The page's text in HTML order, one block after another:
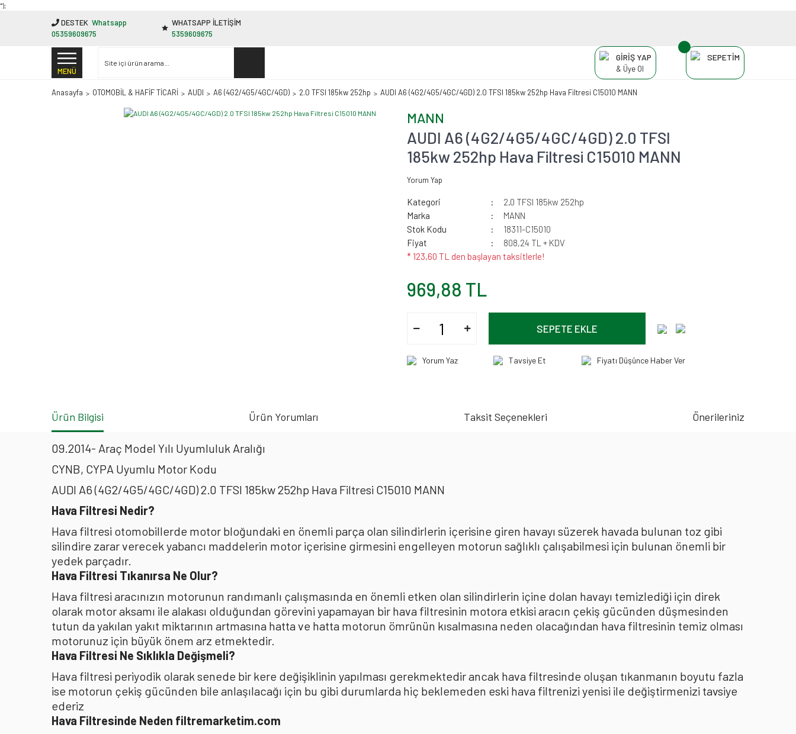
"');
DESTEK Whatsapp
05359609675
WHATSAPP İLETİŞİM
5359609675
MENÜ
GİRİŞ YAP
& Üye Ol
SEPETİM
Anasayfa OTOMOBİL & HAFİF TİCARİ AUDI A6 (4G2/4G5/4GC/4GD) 2.0 TFSI 185kw 252hp AUDI A6 (4G2/4G5/4GC/4GD) 2.0 TFSI 185kw 252hp Hava Filtresi C15010 MANN
MANN
AUDI A6 (4G2/4G5/4GC/4GD) 2.0 TFSI
185kw 252hp Hava Filtresi C15010 MANN
Yorum Yap
Kategori
2.0 TFSI 185kw 252hp
Marka
MANN
Stok Kodu
18311-C15010
Fiyat
808,24 TL + KDV
* 123,60 TL den başlayan taksitlerle!
969,88 TL
SEPETE EKLE
Yorum Yaz Tavsiye Et Fiyatı Düşünce Haber Ver
Ürün Bilgisi Ürün Yorumları Taksit Seçenekleri Önerileriniz
09.2014- Araç Model Yılı Uyumluluk Aralığı
CYNB, CYPA Uyumlu Motor Kodu
AUDI A6 (4G2/4G5/4GC/4GD) 2.0 TFSI 185kw 252hp Hava Filtresi C15010 MANN
Hava Filtresi Nedir?
Hava filtresi otomobillerde motor bloğundaki en önemli parça olan silindirlerin içerisine giren havayı süzerek havada bulunan toz gibi
silindire zarar verecek yabancı maddelerin motor içerisine girmesini engelleyen motorun sağlıklı çalışabilmesi için bulunan önemli bir
yedek parçadır.
Hava Filtresi Tıkanırsa Ne Olur?
Hava filtresi aracınızın motorunun randımanlı çalışmasında en önemli etken olan silindirlerin içine dolan havayı temizlediği için direk
olarak motor aksamı ile alakası olduğundan görevini yapamayan bir hava filtresinin motora etkisi aracın çekiş gücünden düşmesinden
tutun da yakılan yakıt miktarının artmasına hatta ve hatta motorun ömrünün kısalmasına neden olacağından hava filtresinin temiz olması
motorunuz için büyük önem arz etmektedir.
Hava Filtresi Ne Sıklıkla Değişmeli?
Hava filtresi periyodik olarak senede bir kere değişiklinin yapılması gerekmektedir ancak hava filtresinde oluşan tıkanmanın boyutu fazla
ise motorun çekiş gücünden bile anlaşılacağı için bu gibi durumlarda hiç beklemeden eski hava filtrenizi yenisi ile değiştirmenizi tavsiye
ederiz
Hava Filtresinde Neden filtremarketim.com